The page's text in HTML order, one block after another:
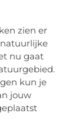
zien er
nu gaat
kun je
jouw